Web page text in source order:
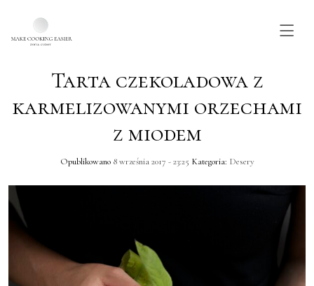
Skip to main contentTarta czekoladowa z
karmelizowanymi orzechami
z miodem
Opublikowano 8 września 2017 - 23:25 Kategoria: Desery